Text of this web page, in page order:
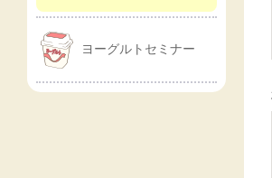
ヨーグルトセミナー